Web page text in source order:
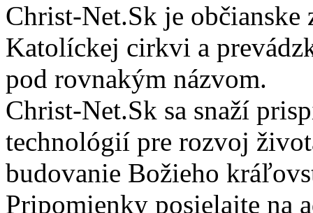
Christ-Net.Sk je
Katolíckej cirkvi a
pod rovnakým názvom.
Christ-Net.Sk sa snaží
technológií pre rozvoj
budovanie Božieho
Pripomienky posielajte na